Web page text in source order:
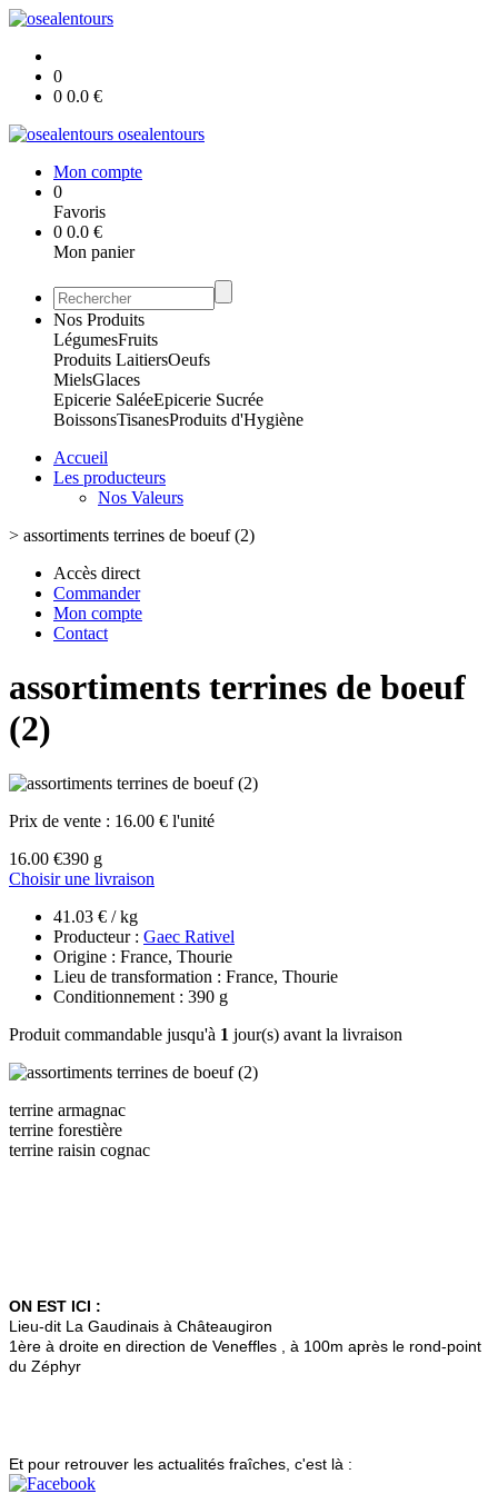
0
0 0.0 €
osealentours
Mon compte
0
Favoris
0 0.0 €
Mon panier
Nos Produits
LégumesFruits
Produits LaitiersOeufs
MielsGlaces
Epicerie SaléeEpicerie Sucrée
BoissonsTisanesProduits d'Hygiène
Accueil
Les producteurs
Nos Valeurs
> assortiments terrines de boeuf (2)
Accès direct
Commander
Mon compte
Contact
assortiments terrines de boeuf
(2)
Prix de vente : 16.00 € l'unité
16.00 €390 g
Choisir une livraison
41.03 € / kg
Producteur : Gaec Rativel
Origine : France, Thourie
Lieu de transformation : France, Thourie
Conditionnement : 390 g
Produit commandable jusqu'à 1 jour(s) avant la livraison
terrine armagnac
terrine forestière
terrine raisin cognac
ON EST ICI :
Lieu-dit La Gaudinais à Châteaugiron
1ère à droite en direction de Veneffles , à 100m après le rond-point
du Zéphyr
Et pour retrouver les actualités fraîches, c'est là :